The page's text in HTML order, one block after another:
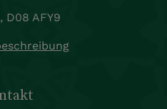
D08 AFY9